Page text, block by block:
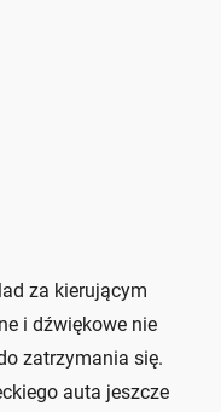
za kierującym
i dźwiękowe nie
zatrzymania się.
auta jeszcze